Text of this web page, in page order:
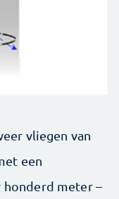
vliegen van
een
honderd meter –